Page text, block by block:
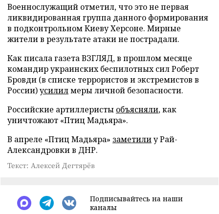
Военнослужащий отметил, что это не первая
ликвидированная группа данного формирования
в подконтрольном Киеву Херсоне. Мирные
жители в результате атаки не пострадали.
Как писала газета ВЗГЛЯД, в прошлом месяце
командир украинских беспилотных сил Роберт
Бровди (в списке террористов и экстремистов в
России)усилилмеры личной безопасности.
Российские артиллеристы объясняли, как
уничтожают «Птиц Мадьяра».
В апреле «Птиц Мадьяра» заметилиу Рай-
Александровки в ДНР.
Текст: Алексей Дегтярёв
Подписывайтесь на наши
каналы